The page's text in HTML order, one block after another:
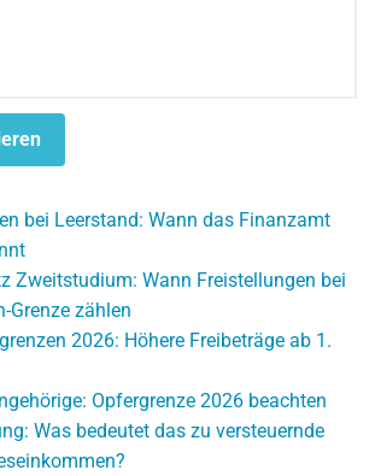
bei Leerstand: Wann das Finanzamt
Zweitstudium: Wann Freistellungen bei
Grenze zählen
2026: Höhere Freibeträge ab 1.
Opfergrenze 2026 beachten
Was bedeutet das zu versteuernde